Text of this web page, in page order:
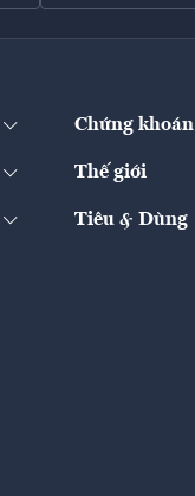
Chứng khoán
Thế giới
Tiêu & Dùng